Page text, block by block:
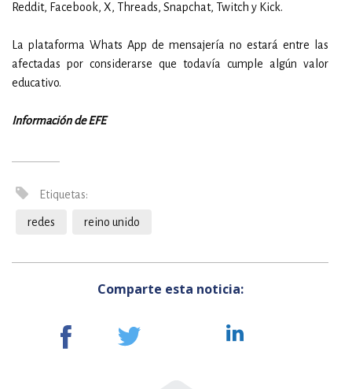
Reddit, Facebook, X, Threads, Snapchat, Twitch y Kick.
La plataforma Whats App de mensajería no estará entre las
afectadas por considerarse que todavía cumple algún valor
educativo.
Información de EFE
Etiquetas:
redes reino unido
Comparte esta noticia: